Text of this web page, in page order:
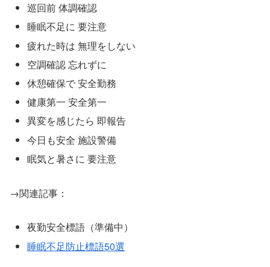
巡回前 体調確認
睡眠不足に 要注意
疲れた時は 無理をしない
空調確認 忘れずに
休憩確保で 安全勤務
健康第一 安全第一
異変を感じたら 即報告
今日も安全 施設警備
眠気と暑さに 要注意
→関連記事：
夜勤安全標語（準備中）
睡眠不足防止標語50選